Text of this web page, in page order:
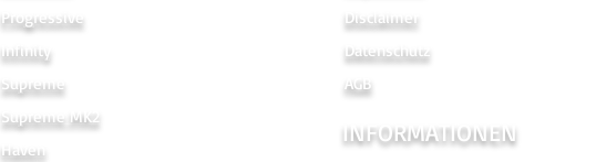
Progressive
Infinity
Supreme
Supreme MK2
Haven
Disclaimer
Datenschutz
AGB
INFORMATIONEN